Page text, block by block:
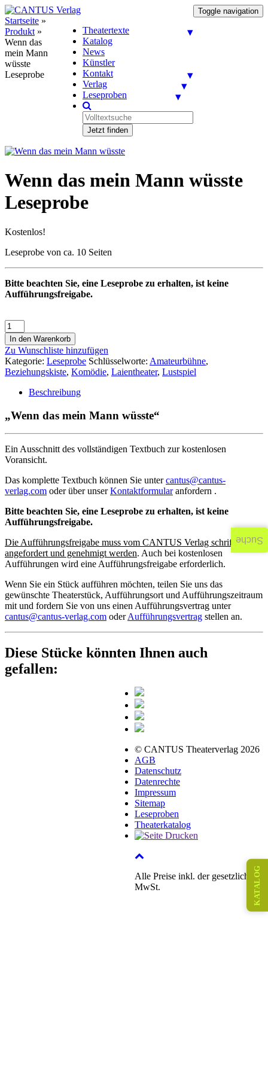
Toggle navigation
Theatertexte
Katalog
News
Künstler
Kontakt
Verlag
Leseproben
Jetzt finden
Startseite »
Produkt »
Wenn das
mein Mann
wüsste
Leseprobe
Wenn das mein Mann wüsste
Leseprobe
Kostenlos!
Leseprobe von ca. 10 Seiten
Bitte beachten Sie, eine Leseprobe zu erhalten, ist keine
Aufführungsfreigabe.
In den Warenkorb
Zu Wunschliste hinzufügen
Kategorie: Leseprobe Schlüsselworte: Amateurbühne,
Beziehungskiste, Komödie, Laientheater, Lustspiel
Beschreibung
„Wenn das mein Mann wüsste“
Ein Ausschnitt des vollständigen Textbuch zur kostenlosen
Voransicht.
Das komplette Textbuch können Sie untercantus@cantus-
verlag.com oder über unserKontaktformularanfordern .
Bitte beachten Sie, eine Leseprobe zu erhalten, ist keine
Aufführungsfreigabe.
Die Aufführungsfreigabe muss vom CANTUS Verlag schriftlich
angefordert und genehmigt werden. Auch bei kostenlosen
Aufführungen wird eine Aufführungsfreigabe erforderlich.
Wenn Sie ein Stück aufführen möchten, teilen Sie uns das
gewünschte Theaterstück, Aufführungsort und Aufführungszeitraum
mit und fordern Sie von uns einen Aufführungsvertrag unter
cantus@cantus-verlag.com oderAufführungsvertrag stellen an.
Diese Stücke könnten Ihnen auch
gefallen:
© CANTUS Theaterverlag 2026
AGB
Datenschutz
Datenrechte
Impressum
Sitemap
Leseproben
Theaterkatalog
Alle Preise inkl. der gesetzlichen
MwSt.
KATALOG
Suche